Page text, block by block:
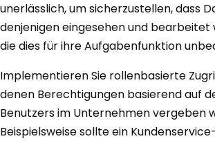
unerlässlich, um sicherzustellen, dass
denjenigen eingesehen und bearbeitet
die dies für ihre Aufgabenfunktion
Implementieren Sie rollenbasierte
denen Berechtigungen basierend auf
Benutzers im Unternehmen vergeben
Beispielsweise sollte ein